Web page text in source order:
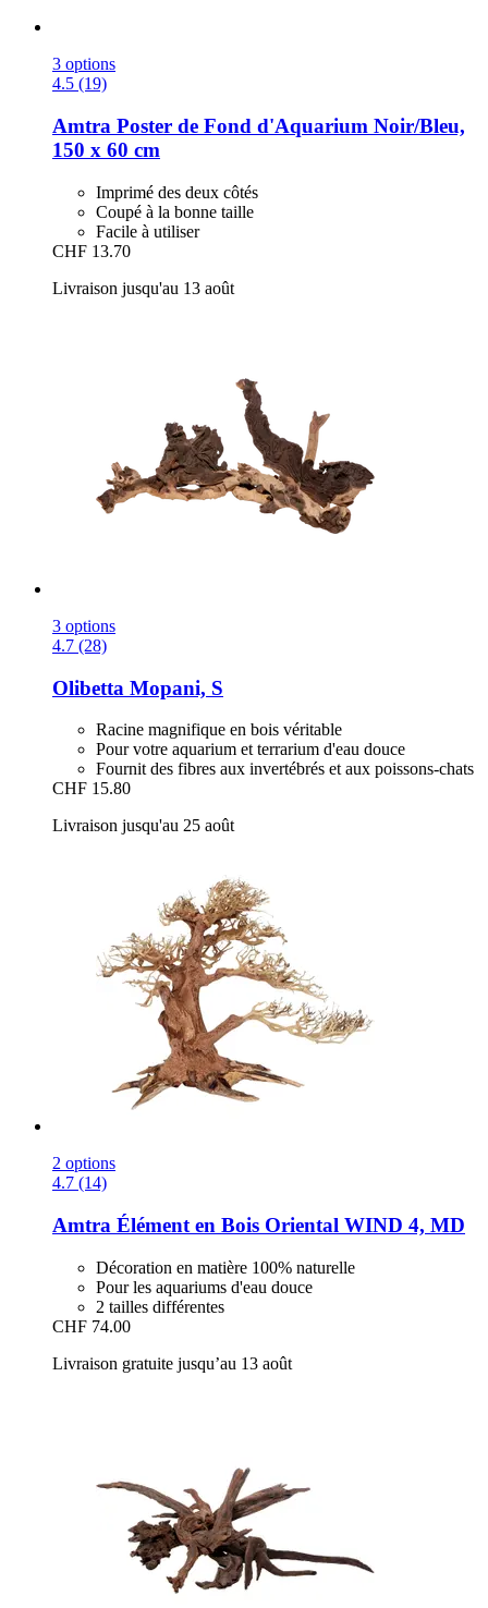
3 options
4.5 (19)
Amtra Poster de Fond d'Aquarium Noir/Bleu,
150 x 60 cm
Imprimé des deux côtés
Coupé à la bonne taille
Facile à utiliser
CHF 13.70
Livraison jusqu'au 13 août
3 options
4.7 (28)
Olibetta Mopani, S
Racine magnifique en bois véritable
Pour votre aquarium et terrarium d'eau douce
Fournit des fibres aux invertébrés et aux poissons-chats
CHF 15.80
Livraison jusqu'au 25 août
2 options
4.7 (14)
Amtra Élément en Bois Oriental WIND 4, MD
Décoration en matière 100% naturelle
Pour les aquariums d'eau douce
2 tailles différentes
CHF 74.00
Livraison gratuite jusqu’au 13 août